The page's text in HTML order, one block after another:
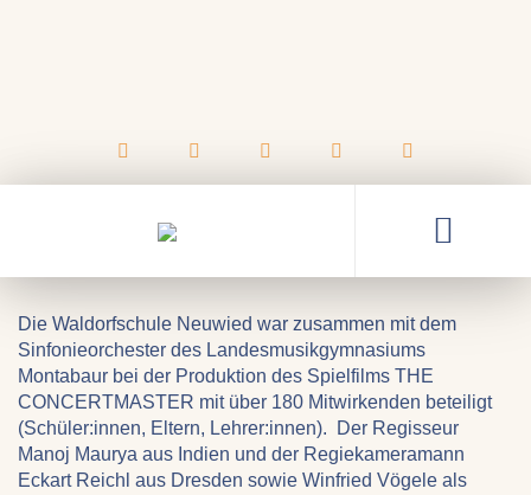
Ein Film über die Heilkraft von
Musik und Eurythmie
Die Waldorfschule Neuwied war zusammen mit dem
Sinfonieorchester des Landesmusikgymnasiums
Montabaur bei der Produktion des Spielfilms THE
CONCERTMASTER mit über 180 Mitwirkenden beteiligt
(Schüler:innen, Eltern, Lehrer:innen). Der Regisseur
Manoj Maurya aus Indien und der Regiekameramann
Eckart Reichl aus Dresden sowie Winfried Vögele als